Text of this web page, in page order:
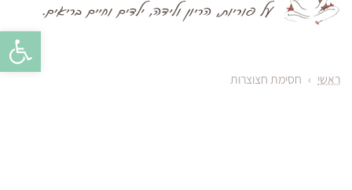
ראשי › חסימת חצוצרות
פתח